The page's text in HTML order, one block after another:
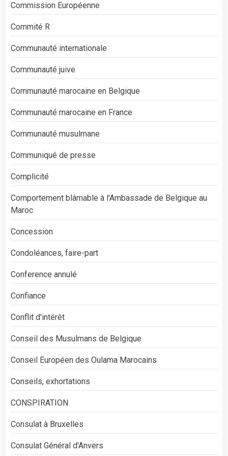
Commission Européenne
Commité R
Communauté internationale
Communauté juive
Communauté marocaine en Belgique
Communauté marocaine en France
Communauté musulmane
Communiqué de presse
Complicité
Comportement blâmable à l'Ambassade de Belgique au
Maroc
Concession
Condoléances, faire-part
Conference annulé
Confiance
Conflit d'intérêt
Conseil des Musulmans de Belgique
Conseil Européen des Oulama Marocains
Conseils, exhortations
CONSPIRATION
Consulat à Bruxelles
Consulat Général d'Anvers